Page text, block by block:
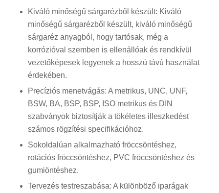
Kiváló minőségű sárgarézből készült: Kiváló
minőségű sárgarézből készült, kiváló minőségű
sárgaréz anyagból, hogy tartósak, még a
korrózióval szemben is ellenállóak és rendkívül
vezetőképesek legyenek a hosszú távú használat
érdekében.
Precíziós menetvágás: A metrikus, UNC, UNF,
BSW, BA, BSP, BSP, ISO metrikus és DIN
szabványok biztosítják a tökéletes illeszkedést
számos rögzítési specifikációhoz.
Sokoldalúan alkalmazható fröccsöntéshez,
rotációs fröccsöntéshez, PVC fröccsöntéshez és
gumiöntéshez.
Tervezés testreszabása: A különböző iparágak